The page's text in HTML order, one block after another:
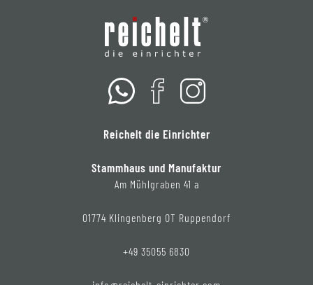
Reichelt die Einrichter
Stammhaus und Manufaktur
Am Mühlgraben 41 a
01774 Klingenberg OT Ruppendorf
+49 35055 6830